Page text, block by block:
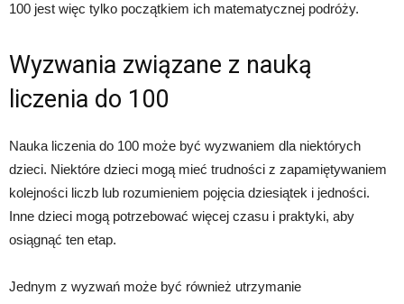
100 jest więc tylko początkiem ich matematycznej podróży.
Wyzwania związane z nauką
liczenia do 100
Nauka liczenia do 100 może być wyzwaniem dla niektórych
dzieci. Niektóre dzieci mogą mieć trudności z zapamiętywaniem
kolejności liczb lub rozumieniem pojęcia dziesiątek i jedności.
Inne dzieci mogą potrzebować więcej czasu i praktyki, aby
osiągnąć ten etap.
Jednym z wyzwań może być również utrzymanie